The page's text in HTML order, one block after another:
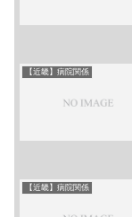
【近畿】病院関係
【近畿】病院関係